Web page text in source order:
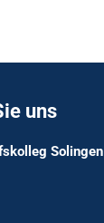
uns
Solingen